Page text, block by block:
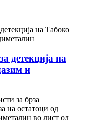
детекција на
и
за брза
на остатоци од
во лист од